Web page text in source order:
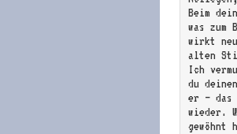
Beim
was
wirkt
alten
Ich
du
er – das
wieder.
gewöhnt